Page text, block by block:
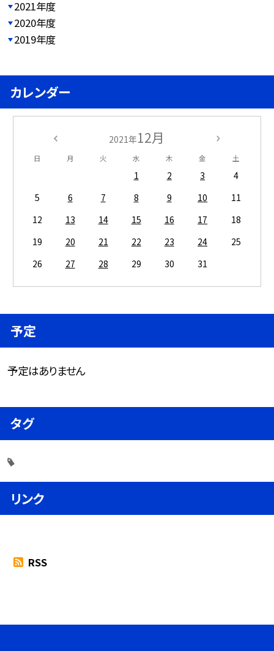
2021年度
2020年度
2019年度
カレンダー
2021年12月
日 月 火 水 木 金 土
1 2 3
4
5
6 7 8 9 10
11
12
13 14 15 16 17
18
19
20 21 22 23 24
25
26
27 28 29 30 31
予定
予定はありません
タグ
リンク
RSS